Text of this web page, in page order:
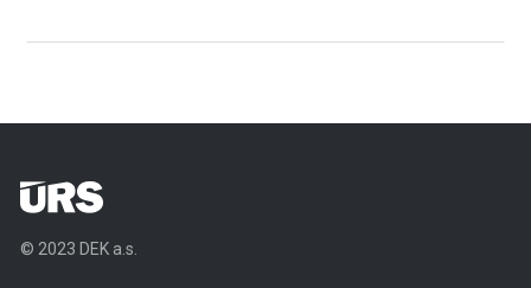
© 2023 DEK a.s.